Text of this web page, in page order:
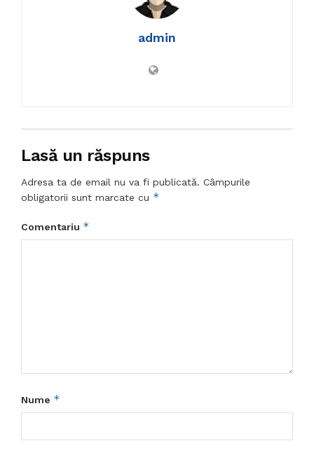
admin
Lasă un răspuns
Adresa ta de email nu va fi publicată. Câmpurile
obligatorii sunt marcate cu *
Comentariu *
Nume *